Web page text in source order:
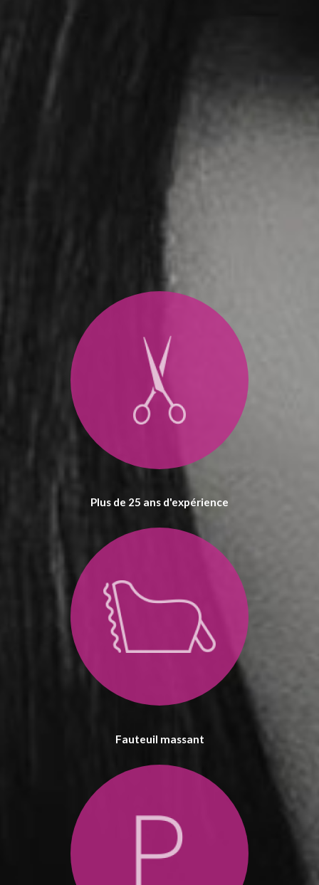
Plus de 25 ans d'expérience
Fauteuil massant